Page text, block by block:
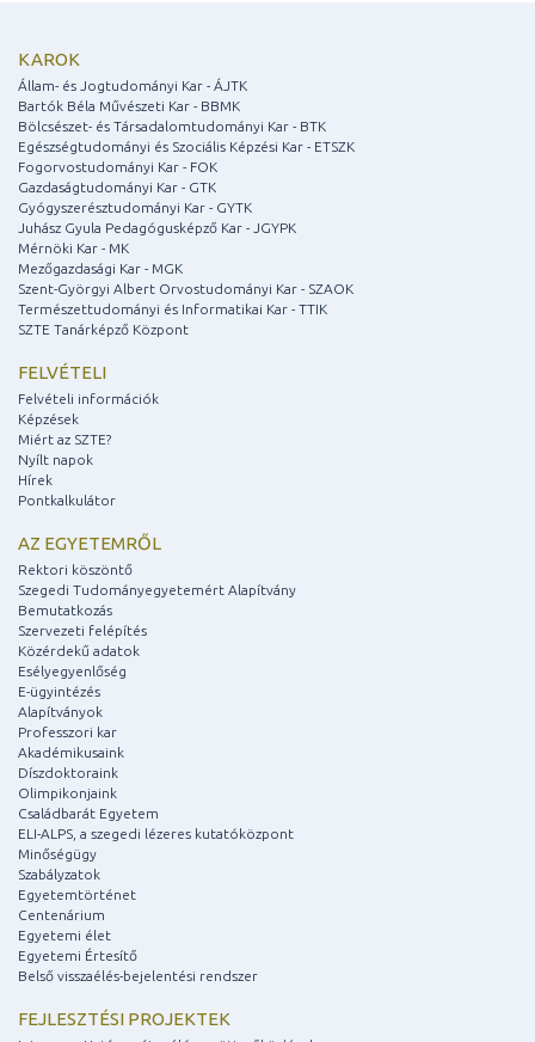
KAROK
Állam- és Jogtudományi Kar - ÁJTK
Bartók Béla Művészeti Kar - BBMK
Bölcsészet- és Társadalomtudományi Kar - BTK
Egészségtudományi és Szociális Képzési Kar - ETSZK
Fogorvostudományi Kar - FOK
Gazdaságtudományi Kar - GTK
Gyógyszerésztudományi Kar - GYTK
Juhász Gyula Pedagógusképző Kar - JGYPK
Mérnöki Kar - MK
Mezőgazdasági Kar - MGK
Szent-Györgyi Albert Orvostudományi Kar - SZAOK
Természettudományi és Informatikai Kar - TTIK
SZTE Tanárképző Központ
FELVÉTELI
Felvételi információk
Képzések
Miért az SZTE?
Nyílt napok
Hírek
Pontkalkulátor
AZ EGYETEMRŐL
Rektori köszöntő
Szegedi Tudományegyetemért Alapítvány
Bemutatkozás
Szervezeti felépítés
Közérdekű adatok
Esélyegyenlőség
E-ügyintézés
Alapítványok
Professzori kar
Akadémikusaink
Díszdoktoraink
Olimpikonjaink
Családbarát Egyetem
ELI-ALPS, a szegedi lézeres kutatóközpont
Minőségügy
Szabályzatok
Egyetemtörténet
Centenárium
Egyetemi élet
Egyetemi Értesítő
Belső visszaélés-bejelentési rendszer
FEJLESZTÉSI PROJEKTEK